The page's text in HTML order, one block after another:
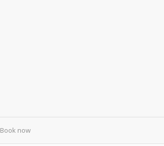
Book now